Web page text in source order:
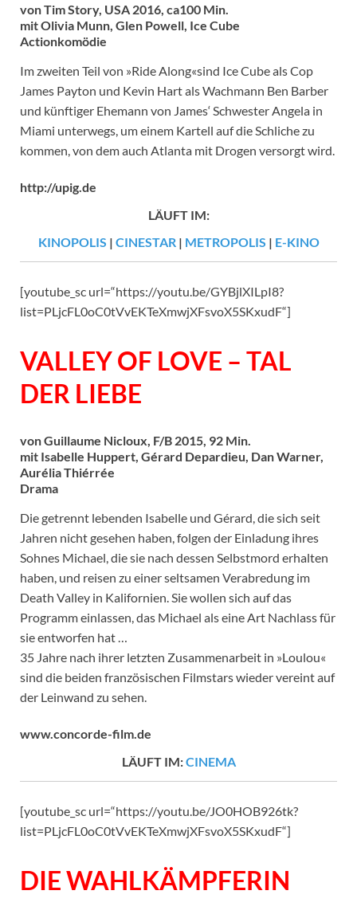
von Tim Story, USA 2016, ca100 Min.
mit Olivia Munn, Glen Powell, Ice Cube
Actionkomödie
Im zweiten Teil von »Ride Along«sind Ice Cube als Cop
James Payton und Kevin Hart als Wachmann Ben Barber
und künftiger Ehemann von James‘ Schwester Angela in
Miami unterwegs, um einem Kartell auf die Schliche zu
kommen, von dem auch Atlanta mit Drogen versorgt wird.
http://upig.de
LÄUFT IM:
KINOPOLIS | CINESTAR | METROPOLIS | E-KINO
[youtube_sc url=“https://youtu.be/GYBjlXILpI8?
list=PLjcFL0oC0tVvEKTeXmwjXFsvoX5SKxudF“]
VALLEY OF LOVE – TAL
DER LIEBE
von Guillaume Nicloux, F/B 2015, 92 Min.
mit Isabelle Huppert, Gérard Depardieu, Dan Warner,
Aurélia Thiérrée
Drama
Die getrennt lebenden Isabelle und Gérard, die sich seit
Jahren nicht gesehen haben, folgen der Einladung ihres
Sohnes Michael, die sie nach dessen Selbstmord erhalten
haben, und reisen zu einer seltsamen Verabredung im
Death Valley in Kalifornien. Sie wollen sich auf das
Programm einlassen, das Michael als eine Art Nachlass für
sie entworfen hat …
35 Jahre nach ihrer letzten Zusammenarbeit in »Loulou«
sind die beiden französischen Filmstars wieder vereint auf
der Leinwand zu sehen.
www.concorde-film.de
LÄUFT IM:CINEMA
[youtube_sc url=“https://youtu.be/JO0HOB926tk?
list=PLjcFL0oC0tVvEKTeXmwjXFsvoX5SKxudF“]
DIE WAHLKÄMPFERIN